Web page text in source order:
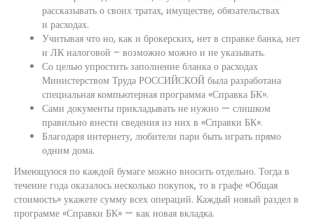
рассказывать о своих тратах, имуществе, обязательствах
и расходах.
Учитывая что но, как и брокерских, нет в справке банка, нет
и ЛК налоговой – возможно можно и не указывать.
Со целью упростить заполнение бланка о расходах
Министерством Труда РОССИЙСКОЙ была разработана
специальная компьютерная программа «Справка БК».
Сами документы прикладывать не нужно — слишком
правильно внести сведения из них в «Справки БК».
Благодаря интернету, любители пари быть играть прямо
одним дома.
Имеющуюся по каждой бумаге можно вносить отдельно. Тогда в
течение года оказалось несколько покупок, то в графе «Общая
стоимость» укажете сумму всех операций. Каждый новый раздел в
программе «Справки БК» — как новая вкладка.